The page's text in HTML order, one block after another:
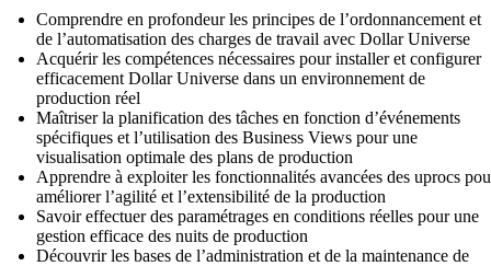
Comprendre en profondeur les principes de l’ordonnancement et
de l’automatisation des charges de travail avec Dollar Universe
Acquérir les compétences nécessaires pour installer et configurer
efficacement Dollar Universe dans un environnement de
production réel
Maîtriser la planification des tâches en fonction d’événements
spécifiques et l’utilisation des Business Views pour une
visualisation optimale des plans de production
Apprendre à exploiter les fonctionnalités avancées des uprocs
améliorer l’agilité et l’extensibilité de la production
Savoir effectuer des paramétrages en conditions réelles pour une
gestion efficace des nuits de production
Découvrir les bases de l’administration et de la maintenance de